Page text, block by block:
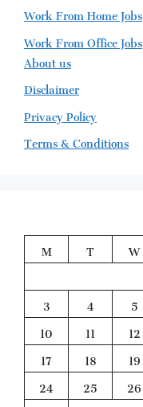
Work From Home Jobs
Work From Office Jobs
About us
Disclaimer
Privacy Policy
Terms & Conditions
M
T W
3
4 5
10
11 12
17
18 19
24
25 26